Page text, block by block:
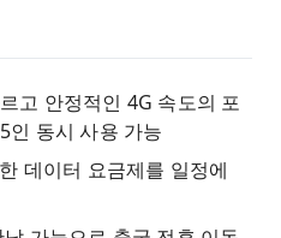
고 안정적인 4G 속도의 포
인 동시 사용 가능
데이터 요금제를 일정에